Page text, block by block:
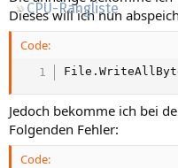
CPU-Rangliste
Dieses will ich nun
Code:
Jedoch bekomme ich bei
Folgenden Fehler:
Code: